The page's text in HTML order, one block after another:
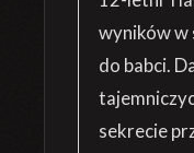
wyników w
do babci.
sekrecie